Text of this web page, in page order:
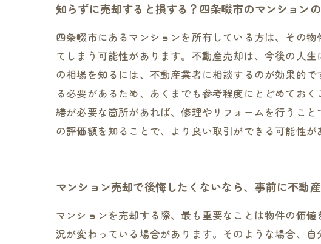
知らずに売却すると損する？四条畷市のマンション
四条畷市にあるマンションを所有している方は、その
てしまう可能性があります。不動産売却は、今後の人
の相場を知るには、不動産業者に相談するのが効果的
る必要があるため、あくまでも参考程度にとどめてお
繕が必要な箇所があれば、修理やリフォームを行うこ
の評価額を知ることで、より良い取引ができる可能性
マンション売却で後悔したくないなら、事前に不動
マンションを売却する際、最も重要なことは物件の価
況が変わっている場合があります。そのような場合、